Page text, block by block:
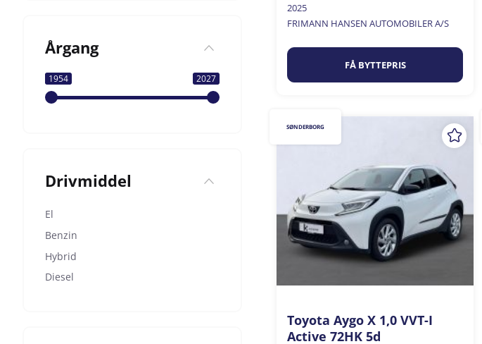
Årgang
1954 2027
Drivmiddel
El
Benzin
Hybrid
Diesel
2025
FRIMANN HANSEN AUTOMOBILER A/S
FÅ BYTTEPRIS
Toyota Aygo X 1,0 VVT-I
Active 72HK 5d
SØNDERBORG